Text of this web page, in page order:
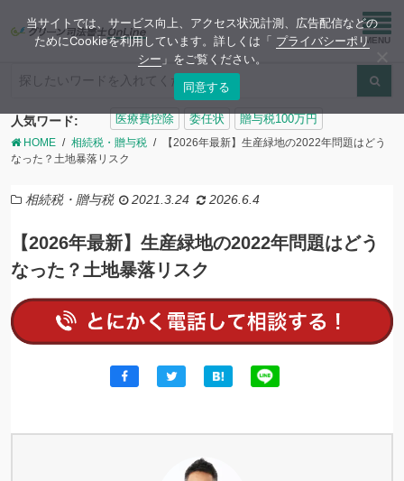
検
索:
人気ワード: 医療費控除 委任状 贈与税100万円
HOME 相続税・贈与税
【2026年最新】生産緑地の2022年問題はどう
なった？土地暴落リスク
相続税・贈与税 2021.3.24 2026.6.4
【2026年最新】生産緑地の2022年問題はどう
なった？土地暴落リスク
当サイトでは、サービス向上、アクセス状況計測、広告配信などの
ためにCookieを利用しています。詳しくは「 プライバシーポリ
シー 」をご覧ください。
同意する